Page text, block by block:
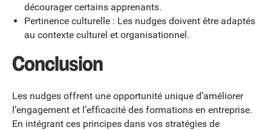
décourager certains apprenants.
Pertinence culturelle : Les nudges doivent être adaptés
au contexte culturel et organisationnel.
Conclusion
Les nudges offrent une opportunité unique d’améliorer
l’engagement et l’efficacité des formations en entreprise.
En intégrant ces principes dans vos stratégies de